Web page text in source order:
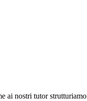
ai nostri tutor strutturiamo